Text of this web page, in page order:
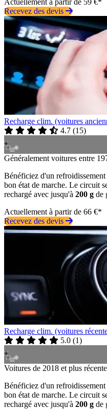
Recevez des devis
Recharge clim. (voitures
4.7 (15)
Généralement voitures entre
Bénéficiez d'un
bon état de marche. Le circuit
rechargé avec jusqu'à 200 g de
Actuellement à partir de 66 €*
Recevez des devis
Recharge clim. (voitures
5.0 (1)
Voitures de 2018 et plus
Bénéficiez d'un
bon état de marche. Le circuit
rechargé avec jusqu'à 200 g de